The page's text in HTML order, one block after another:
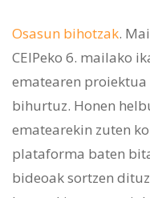
Osasun bihotzak.
CEIPeko 6. mailako
ematearen
bihurtuz. Honen
ematearekin zuten
plataforma baten
bideoak sortzen